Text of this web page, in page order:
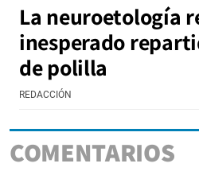
La neuroetología
inesperado
de polilla
REDACCIÓN
COMENTARIOS